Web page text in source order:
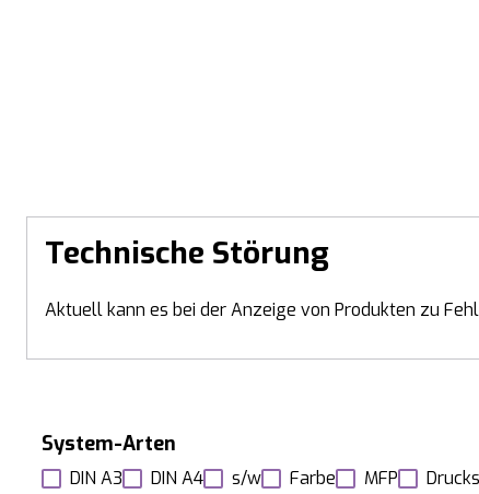
Technische Störung
Aktuell kann es bei der Anzeige von Produkten zu
System-Arten
DIN A3 DIN A4 s/w Farbe MFP